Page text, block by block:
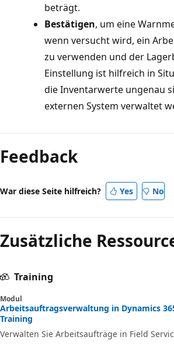
beträgt.
Bestätigen, um eine
wenn versucht wird, ein
zu verwenden und der
Einstellung ist hilfreich in
die Inventarwerte ungenau
externen System verwaltet
Feedback
War diese Seite hilfreich? Yes No
Zusätzliche
Training
Modul
Arbeitsauftragsverwaltung in Dynamics
Training
Verwalten Sie Arbeitsaufträge in Field